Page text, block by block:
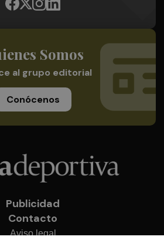
Somos
al grupo editorial
Conócenos
Publicidad
Contacto
Aviso legal